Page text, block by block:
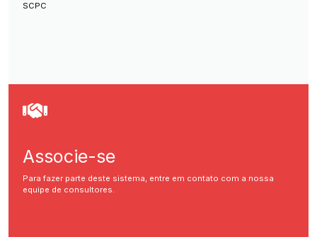
SCPC
Associe-se
Para fazer parte deste sistema, entre em contato com a nossa
equipe de consultores.